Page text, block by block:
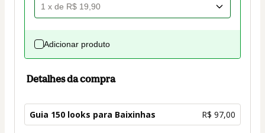
Adicionar produto
Detalhes da compra
Guia 150 looks para Baixinhas R$ 97,00